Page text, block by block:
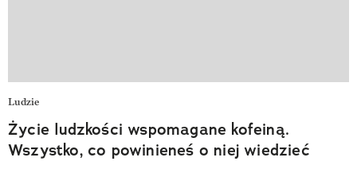
Ludzie
Życie ludzkości wspomagane kofeiną.
Wszystko, co powinieneś o niej wiedzieć